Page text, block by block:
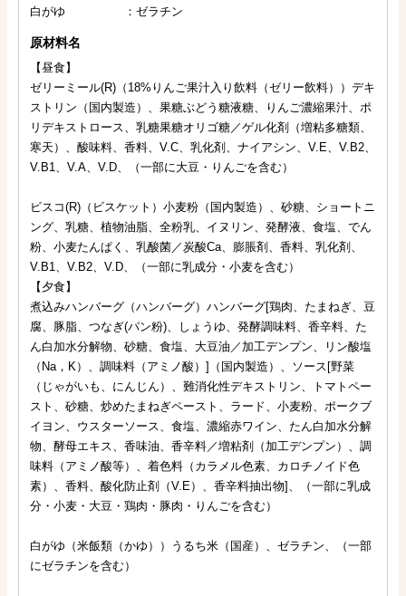
白がゆ ：ゼラチン
原材料名
【昼食】
ゼリーミール(R)（18%りんご果汁入り飲料（ゼリー飲料））デキ
ストリン（国内製造）、果糖ぶどう糖液糖、りんご濃縮果汁、ポ
リデキストロース、乳糖果糖オリゴ糖／ゲル化剤（増粘多糖類、
寒天）、酸味料、香料、V.C、乳化剤、ナイアシン、V.E、V.B2、
V.B1、V.A、V.D、（一部に大豆・りんごを含む）
ビスコ(R)（ビスケット）小麦粉（国内製造）、砂糖、ショートニ
ング、乳糖、植物油脂、全粉乳、イヌリン、発酵液、食塩、でん
粉、小麦たんぱく、乳酸菌／炭酸Ca、膨脹剤、香料、乳化剤、
V.B1、V.B2、V.D、（一部に乳成分・小麦を含む）
【夕食】
煮込みハンバーグ（ハンバーグ）ハンバーグ[鶏肉、たまねぎ、豆
腐、豚脂、つなぎ(パン粉)、しょうゆ、発酵調味料、香辛料、た
ん白加水分解物、砂糖、食塩、大豆油／加工デンプン、リン酸塩
（Na，K）、調味料（アミノ酸）]（国内製造）、ソース[野菜
（じゃがいも、にんじん）、難消化性デキストリン、トマトペー
スト、砂糖、炒めたまねぎペースト、ラード、小麦粉、ポークブ
イヨン、ウスターソース、食塩、濃縮赤ワイン、たん白加水分解
物、酵母エキス、香味油、香辛料／増粘剤（加工デンプン）、調
味料（アミノ酸等）、着色料（カラメル色素、カロチノイド色
素）、香料、酸化防止剤（V.E）、香辛料抽出物]、（一部に乳成
分・小麦・大豆・鶏肉・豚肉・りんごを含む）
白がゆ（米飯類（かゆ））うるち米（国産）、ゼラチン、（一部
にゼラチンを含む）